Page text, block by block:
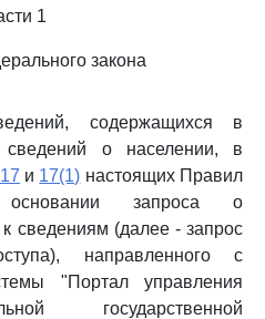
1
закона
содержащихся в
сведений о населении, в
и 17(1) настоящих Правил
основании запроса о
сведениям (далее - запрос
направленного с
"Портал управления
государственной